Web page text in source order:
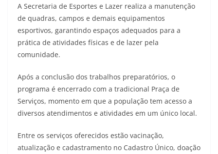
A Secretaria de Esportes e Lazer realiza a manutenção
de quadras, campos e demais equipamentos
esportivos, garantindo espaços adequados para a
prática de atividades físicas e de lazer pela
comunidade.
Após a conclusão dos trabalhos preparatórios, o
programa é encerrado com a tradicional Praça de
Serviços, momento em que a população tem acesso a
diversos atendimentos e atividades em um único local.
Entre os serviços oferecidos estão vacinação,
atualização e cadastramento no Cadastro Único, doação